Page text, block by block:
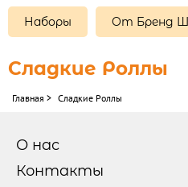
Франшиза
НАБОРЫ
ГОРЯЧИЕ НАБОРЫ
Наборы От Бренд
Сладкие Роллы
Главная > Сладкие Роллы
О нас
Контакты